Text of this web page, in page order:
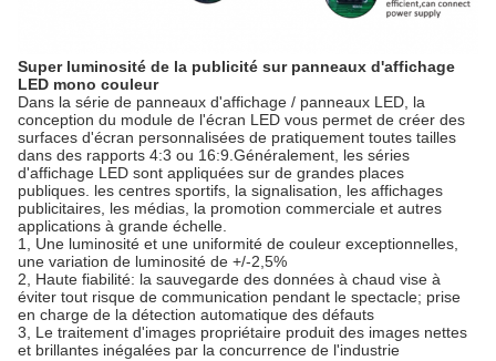
Super luminosité de la publicité sur panneaux d'affichage
LED mono couleur
Dans la série de panneaux d'affichage / panneaux LED, la
conception du module de l'écran LED vous permet de créer des
surfaces d'écran personnalisées de pratiquement toutes tailles
dans des rapports 4:3 ou 16:9.Généralement, les séries
d'affichage LED sont appliquées sur de grandes places
publiques. les centres sportifs, la signalisation, les affichages
publicitaires, les médias, la promotion commerciale et autres
applications à grande échelle.
1, Une luminosité et une uniformité de couleur exceptionnelles,
une variation de luminosité de +/-2,5%
2, Haute fiabilité: la sauvegarde des données à chaud vise à
éviter tout risque de communication pendant le spectacle; prise
en charge de la détection automatique des défauts
3, Le traitement d'images propriétaire produit des images nettes
et brillantes inégalées par la concurrence de l'industrie